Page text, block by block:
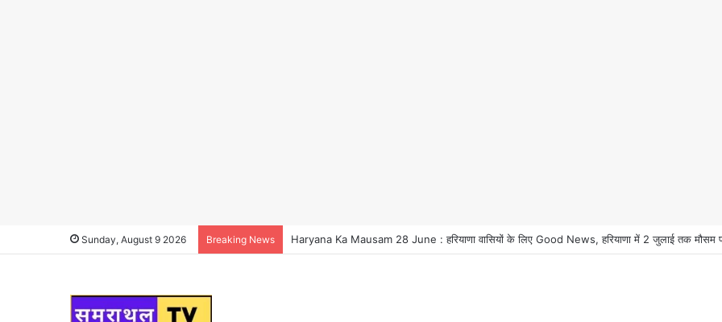
Sunday, August 9 2026 Breaking News Haryana News : हरियाणा वासियों के लिए Good News, हरियाणा वासियों का गुरुग्राम में अपना घर लेने का